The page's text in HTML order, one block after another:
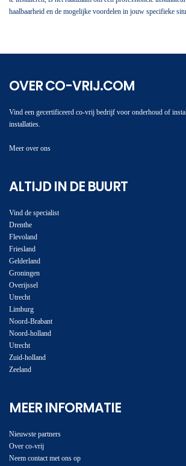
haalbaarheid en de mogelijke voordelen in jouw specifieke
OVER CO-VRIJ.COM
Vind een gecertificeerd co-vrij bedrijf voor onderhoud of
installaties.
Meer over ons
ALTIJD IN DE BUURT
Vind de specialist
Drenthe
Flevoland
Friesland
Gelderland
Groningen
Overijssel
Utrecht
Limburg
Noord-Brabant
Noord-holland
Utrecht
Zuid-holland
Zeeland
MEER INFORMATIE
Nieuwste partners
Over co-vrij
Neem contact met ons op